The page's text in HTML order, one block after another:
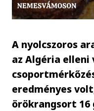
A nyolcszoros
az Algéria elleni
eredményes
örökrangsort